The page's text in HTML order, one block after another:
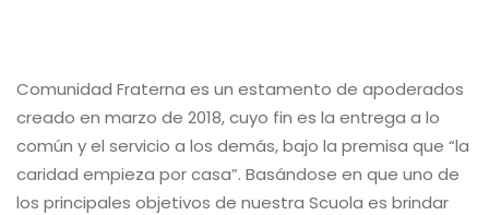
Comunidad Fraterna es un estamento de apoderados
creado en marzo de 2018, cuyo fin es la entrega a lo
común y el servicio a los demás, bajo la premisa que “la
caridad empieza por casa”. Basándose en que uno de
los principales objetivos de nuestra Scuola es brindar